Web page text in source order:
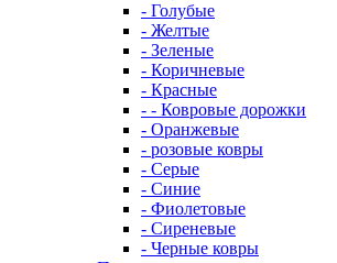
- Голубые
- Желтые
- Зеленые
- Коричневые
- Красные
- - Ковровые дорожки
- Оранжевые
- розовые ковры
- Серые
- Синие
- Фиолетовые
- Сиреневые
- Черные ковры